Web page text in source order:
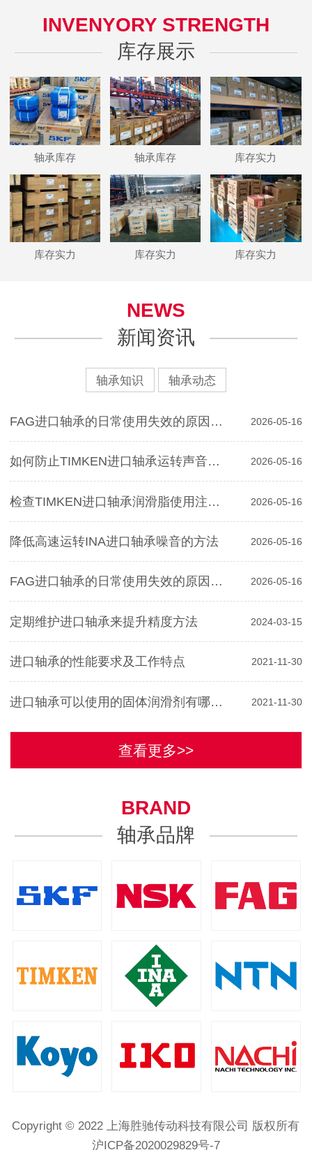
INVENYORY STRENGTH
库存展示
轴承库存 轴承库存 库存实力
库存实力 库存实力 库存实力
NEWS
新闻资讯
轴承知识 轴承动态
FAG进口轴承的日常使用失效的原因分析 2026-05-16
如何防止TIMKEN进口轴承运转声音对寿命影响 2026-05-16
检查TIMKEN进口轴承润滑脂使用注意事项 2026-05-16
降低高速运转INA进口轴承噪音的方法 2026-05-16
FAG进口轴承的日常使用失效的原因分析 2026-05-16
定期维护进口轴承来提升精度方法 2024-03-15
进口轴承的性能要求及工作特点 2021-11-30
进口轴承可以使用的固体润滑剂有哪些？ 2021-11-30
查看更多>>
BRAND
轴承品牌
Copyright © 2022 上海胜驰传动科技有限公司 版权所有
沪ICP备2020029829号-7